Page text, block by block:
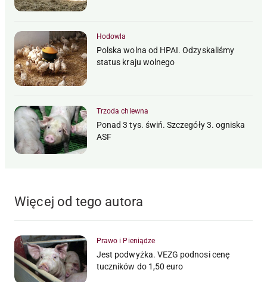
Hodowla
Polska wolna od HPAI. Odzyskaliśmy
status kraju wolnego
Trzoda chlewna
Ponad 3 tys. świń. Szczegóły 3. ogniska
ASF
Więcej od tego autora
Prawo i Pieniądze
Jest podwyżka. VEZG podnosi cenę
tuczników do 1,50 euro